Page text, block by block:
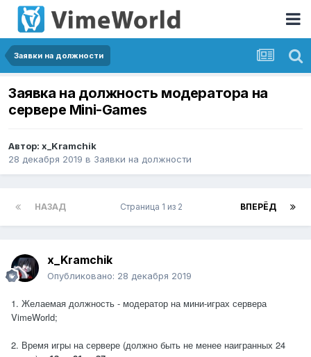
Заявки на должности
Заявка на должность модератора на
сервере Mini-Games
Автор: x_Kramchik
28 декабря 2019 в Заявки на должности
НАЗАД ВПЕРЁД
Страница 1 из 2
x_Kramchik
Опубликовано: 28 декабря 2019
1. Желаемая должность - модератор на мини-играх сервера
VimeWorld;
2. Время игры на сервере (должно быть не менее наигранных 24